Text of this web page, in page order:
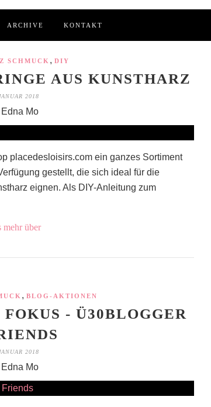
ARCHIVE KONTAKT
SCHMUCK , DIY
AUS KUNSTHARZ
2018
Edna Mo
placedesloisirs.com ein ganzes Sortiment
gestellt, die sich ideal für die
eignen. Als DIY-Anleitung zum
mehr über
, BLOG-AKTIONEN
- Ü30BLOGGER
2018
Edna Mo